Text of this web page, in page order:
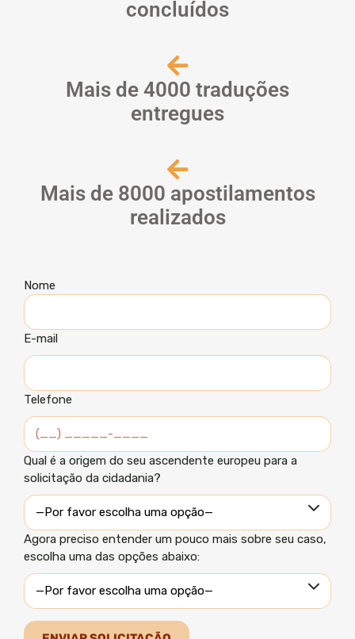
concluídos
Mais de 4000 traduções
entregues
Mais de 8000 apostilamentos
realizados
Nome
E-mail
Telefone
Qual é a origem do seu ascendente europeu para a
solicitação da cidadania?
Agora preciso entender um pouco mais sobre seu caso,
escolha uma das opções abaixo: